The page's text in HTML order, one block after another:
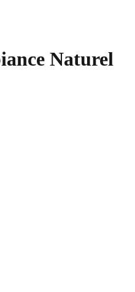
Naturel